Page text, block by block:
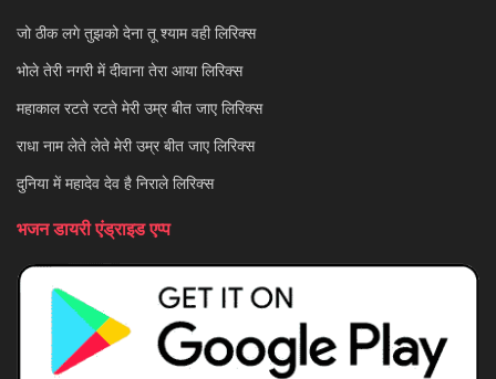
जो ठीक लगे तुझको देना तू श्याम वही लिरिक्स
भोले तेरी नगरी में दीवाना तेरा आया लिरिक्स
महाकाल रटते रटते मेरी उम्र बीत जाए लिरिक्स
राधा नाम लेते लेते मेरी उम्र बीत जाए लिरिक्स
दुनिया में महादेव देव है निराले लिरिक्स
भजन डायरी एंड्राइड एप्प